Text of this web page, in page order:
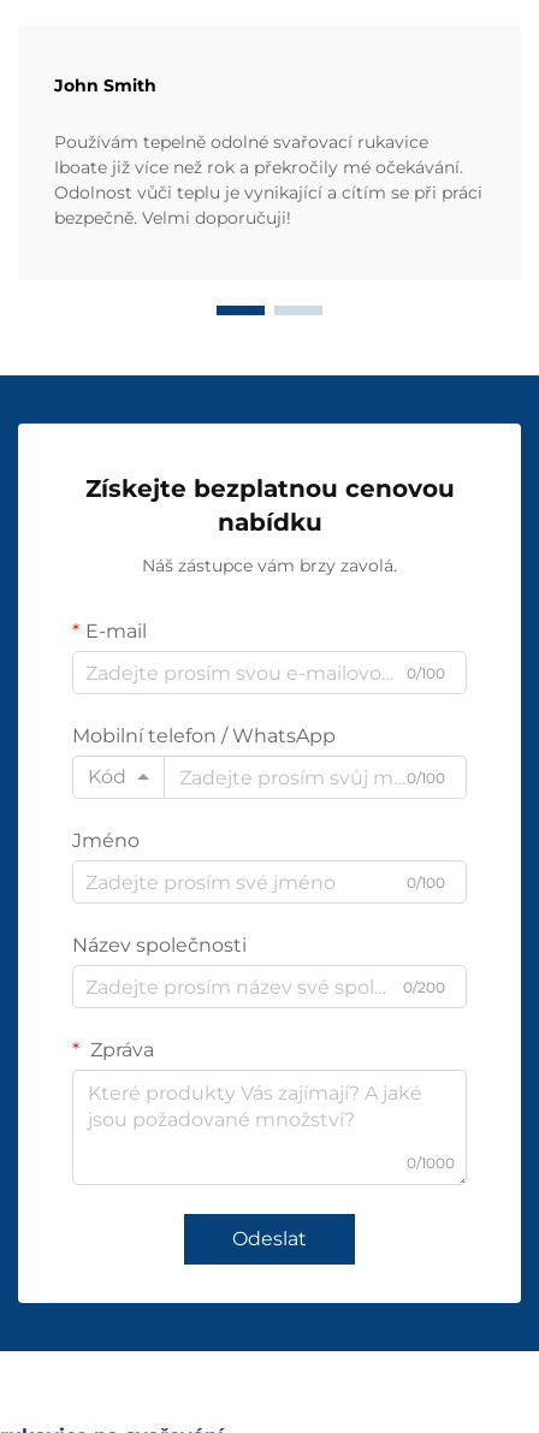
John Smith
Používám tepelně odolné svařovací rukavice
Iboate již více než rok a překročily mé očekávání.
Odolnost vůči teplu je vynikající a cítím se při práci
bezpečně. Velmi doporučuji!
Získejte bezplatnou cenovou
nabídku
Náš zástupce vám brzy zavolá.
E-mail
0/100
Mobilní telefon / WhatsApp
Kód
0/100
Jméno
0/100
Název společnosti
0/200
Zpráva
0/1000
Odeslat